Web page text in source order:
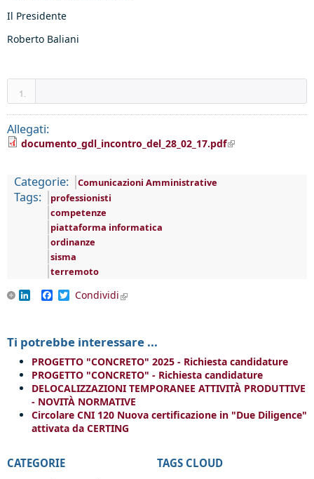
Il Presidente
Roberto Baliani
Allegati:
documento_gdl_incontro_del_28_02_17.pdf(link is external)
Categorie: Comunicazioni Amministrative
Tags:
professionisti
competenze
piattaforma informatica
ordinanze
sisma
terremoto
LinkedInFacebook
Twitter
Condividi(link is external)
Ti potrebbe interessare ...
PROGETTO "CONCRETO" 2025 - Richiesta candidature
PROGETTO "CONCRETO" - Richiesta candidature
DELOCALIZZAZIONI TEMPORANEE ATTIVITÀ PRODUTTIVE
- NOVITÀ NORMATIVE
Circolare CNI 120 Nuova certificazione in "Due Diligence"
attivata da CERTING
CATEGORIE TAGS CLOUD